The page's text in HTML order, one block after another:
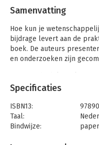
Samenvatting
Hoe kun je
bijdrage levert aan de
boek. De auteurs
en onderzoeken zijn
praktijkvraagstukken op,
oplossingen zoals
fysieke ingrepen in de
gaat vooral in op
binnen sociale disciplines,
Specificaties
ISBN13:
Taal:
Bindwijze: